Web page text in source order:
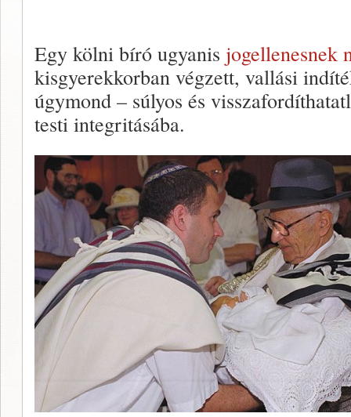
Egy kölni bíró ugyanis jogellenesnek
kisgyerekkorban végzett, vallási
úgymond – súlyos és
testi integritásába.